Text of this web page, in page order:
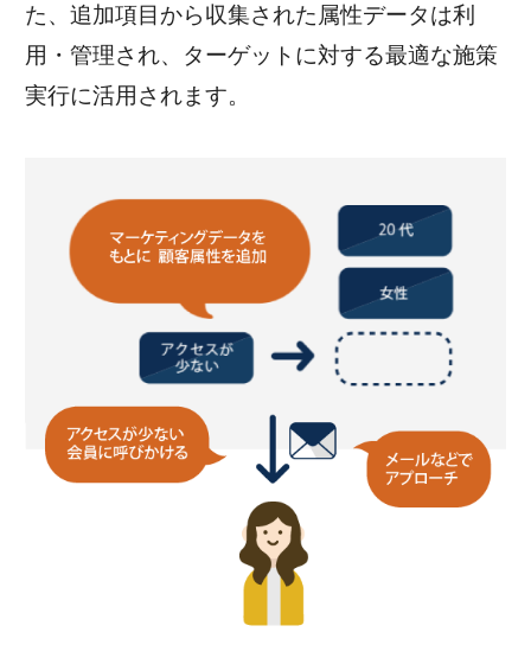
た、追加項目から収集された属性データは利
用・管理され、ターゲットに対する最適な施策
実行に活用されます。